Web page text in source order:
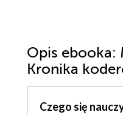
Opis ebooka:
Kronika
Czego się